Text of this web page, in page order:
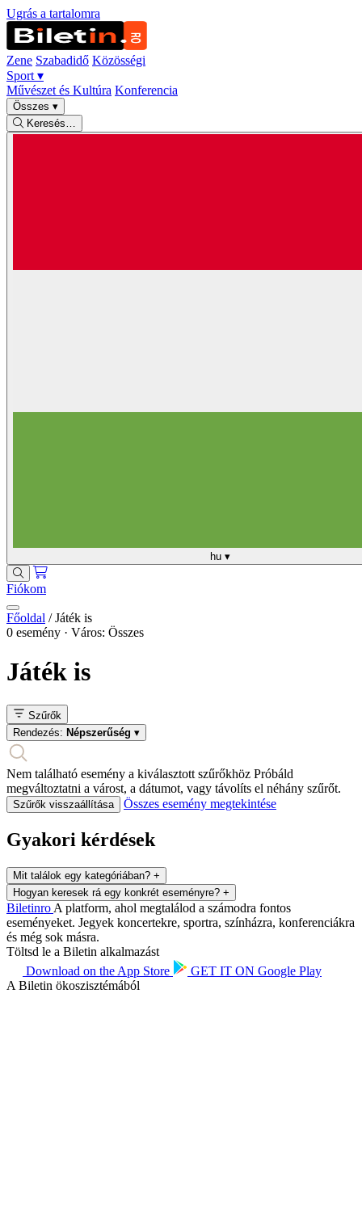
Ugrás a tartalomra
Zene Szabadidő Közösségi
Sport ▾
Művészet és Kultúra Konferencia
Összes ▾
Keresés…
hu ▾
Fiókom
Főoldal / Játék is
0 esemény · Város: Összes
Játék is
Szűrők
Rendezés: Népszerűség ▾
Nem található esemény a kiválasztott szűrőkhöz Próbáld
megváltoztatni a várost, a dátumot, vagy távolíts el néhány szűrőt.
Szűrők visszaállítása Összes esemény megtekintése
Gyakori kérdések
Mit találok egy kategóriában? +
Hogyan keresek rá egy konkrét eseményre? +
Biletinro A platform, ahol megtalálod a számodra fontos
eseményeket. Jegyek koncertekre, sportra, színházra, konferenciákra
és még sok másra.
Töltsd le a Biletin alkalmazást
Download on the App Store GET IT ON Google Play
A Biletin ökoszisztémából